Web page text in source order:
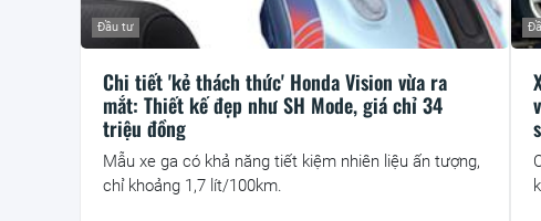
Chi tiết 'kẻ thách thức' Honda Vision vừa ra
mắt: Thiết kế đẹp như SH Mode, giá chỉ 34
triệu đồng
Đầu tư
Mẫu xe ga có khả năng tiết kiệm nhiên liệu ấn tượng,
chỉ khoảng 1,7 lít/100km.